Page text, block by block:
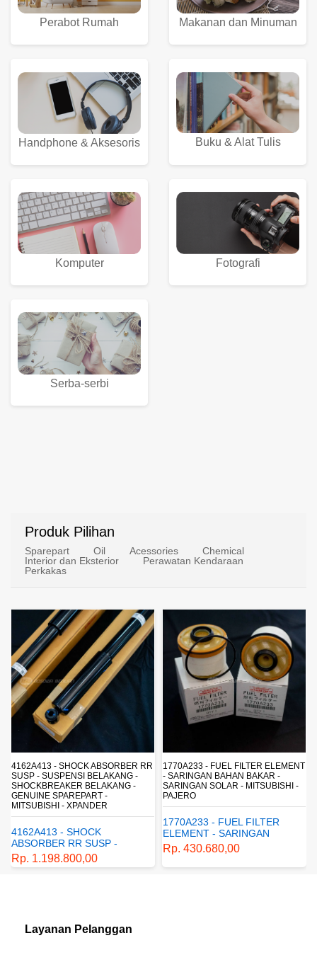
Perabot Rumah Makanan dan Minuman
Handphone & Aksesoris Buku & Alat Tulis
Komputer Fotografi
Serba-serbi
Produk Pilihan
Sparepart Oil Acessories
Chemical
Interior dan Eksterior
Perawatan Kendaraan
Perkakas
1770A233 - FUEL FILTER ELEMENT
- SARINGAN BAHAN BAKAR -
SARINGAN SOLAR - MITSUBISHI -
PAJERO
ELEMENT - SARINGAN
BAHAN BAKAR - SARINGAN
SOLAR - MITSUBISHI -
PAJERO
Rp. 430.680,00
ML150003 - BRAKE FLUID DOT 3 -
MINYAK REM - CAIRAN REM -
MITSUBISHI - GENUINE - XPANDER
- PAJERO - MIRAGE - TRITON
ML150003 - BRAKE FLUID
DOT 3 - minyak rem - cairan
rem - mitsubishi - genuine -
xpander - pajero - mirage -
triton
Rp. 42.180,00
Layanan Pelanggan